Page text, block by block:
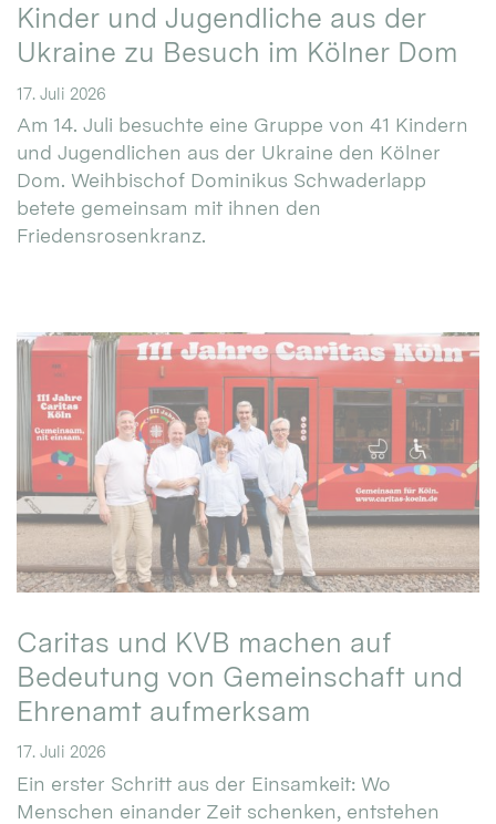
Kinder und Jugendliche aus der
Ukraine zu Besuch im Kölner Dom
17. Juli 2026
Am 14. Juli besuchte eine Gruppe von 41 Kindern
und Jugendlichen aus der Ukraine den Kölner
Dom. Weihbischof Dominikus Schwaderlapp
betete gemeinsam mit ihnen den
Friedensrosenkranz.
Caritas und KVB machen auf
Bedeutung von Gemeinschaft und
Ehrenamt aufmerksam
17. Juli 2026
Ein erster Schritt aus der Einsamkeit: Wo
Menschen einander Zeit schenken, entstehen